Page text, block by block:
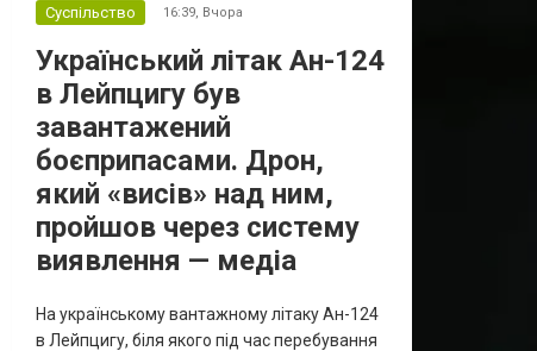
Суспільство 16:39, Вчора
Український літак Ан-124
в Лейпцигу був
завантажений
боєприпасами. Дрон,
який «висів» над ним,
пройшов через систему
виявлення — медіа
На українському вантажному літаку Ан-124
в Лейпцигу, біля якого під час перебування